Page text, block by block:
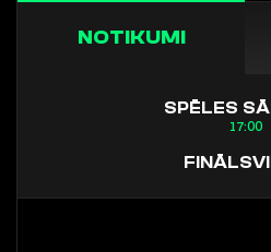
NOTIKUMI
SPĒLES
17:00